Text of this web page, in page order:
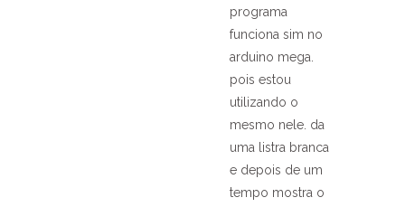
programa
funciona sim no
arduino mega.
pois estou
utilizando o
mesmo nele. da
uma listra branca
e depois de um
tempo mostra o